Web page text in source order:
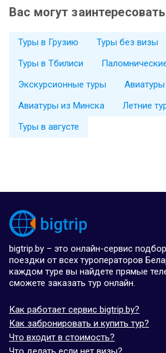
Вас могут заинтересовать
Туры в Грузию Туры без визы
Туры в Тбилиси
Экскурсионные туры
Авиатуры из Минска
Летние
Туры в августе
bigtrip.by – это онлайн-сервис
поездки от всех туроператоров
каждом туре вы найдете прямые
сможете заказать тур онлайн.
Как работает сервис bigtrip.by?
Как забронировать и купить тур?
Что входит в стоимость?